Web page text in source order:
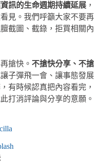
訊的生命週期持續延展 ，
見。我們呼籲大家不要再
截圖、截錄，拒買相關內
搶快。 不搶快分享、不搶
子彈飛一會、讓事態發展
有時候認真把內容看完，
打消評論與分享的意願。